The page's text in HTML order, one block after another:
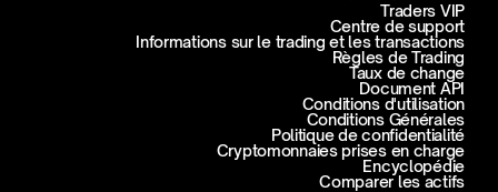
Centre de support
Informations sur le trading et les transactions
Traders VIP
Règles de Trading
Taux de change
Document API
Conditions d'utilisation
Conditions Générales
Politique de confidentialité
Cryptomonnaies prises en charge
Encyclopédie
Comparer les actifs